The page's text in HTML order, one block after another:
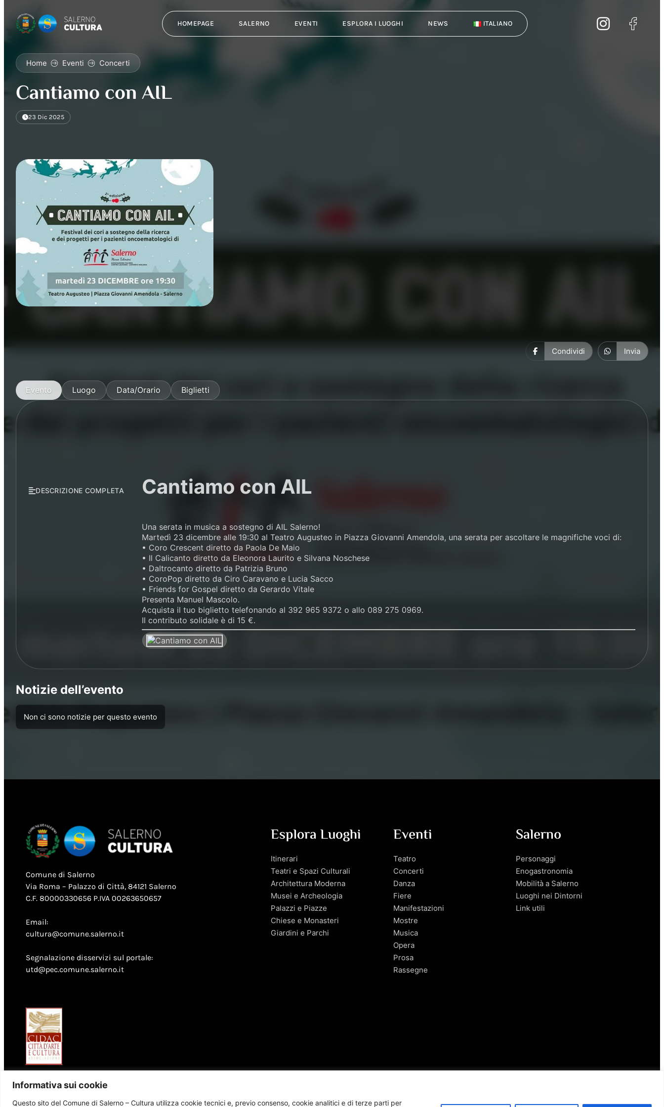
Informativa sui cookie
Questo sito del Comune di Salerno – Cultura utilizza cookie tecnici e, previo consenso, cookie analitici e di terze parti per
HOMEPAGE SALERNO EVENTI ESPLORA I LUOGHI NEWS ITALIANO
Home Eventi Concerti
Cantiamo con AIL
23 Dic 2025
Condividi Invia
Evento Luogo Data/Orario Biglietti
DESCRIZIONE COMPLETA Cantiamo con AIL
Una serata in musica a sostegno di AIL Salerno!
Martedì 23 dicembre alle 19:30 al Teatro Augusteo in Piazza Giovanni Amendola, una serata per ascoltare le magnifiche voci di:
• Coro Crescent diretto da Paola De Maio
• Il Calicanto diretto da Eleonora Laurito e Silvana Noschese
• Daltrocanto diretto da Patrizia Bruno
• CoroPop diretto da Ciro Caravano e Lucia Sacco
• Friends for Gospel diretto da Gerardo Vitale
Presenta Manuel Mascolo.
Acquista il tuo biglietto telefonando al 392 965 9372 o allo 089 275 0969.
Il contributo solidale è di 15 €.
Notizie dell’evento
Non ci sono notizie per questo evento
Comune di Salerno
Via Roma – Palazzo di Città, 84121 Salerno
C.F. 80000330656 P.IVA 00263650657
Email:
cultura@comune.salerno.it
Segnalazione disservizi sul portale:
utd@pec.comune.salerno.it
Esplora Luoghi
Itinerari
Teatri e Spazi Culturali
Architettura Moderna
Musei e Archeologia
Palazzi e Piazze
Chiese e Monasteri
Giardini e Parchi
Eventi
Teatro
Concerti
Danza
Fiere
Manifestazioni
Mostre
Musica
Opera
Prosa
Rassegne
Salerno
Personaggi
Enogastronomia
Mobilità a Salerno
Luoghi nei Dintorni
Link utili